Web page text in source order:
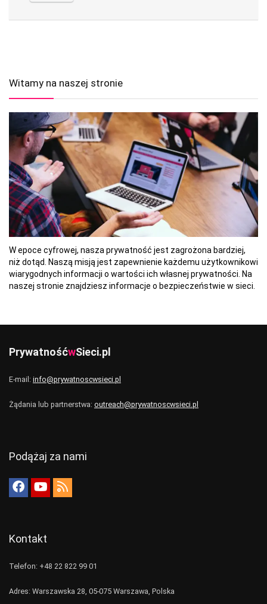
Witamy na naszej stronie
W epoce cyfrowej, nasza prywatność jest zagrożona bardziej,
niż dotąd. Naszą misją jest zapewnienie każdemu użytkownikowi
wiarygodnych informacji o wartości ich własnej prywatności. Na
naszej stronie znajdziesz informacje o bezpieczeństwie w sieci.
PrywatnośćwSieci.pl
E-mail: info@prywatnoscwsieci.pl
Żądania lub partnerstwa: outreach@prywatnoscwsieci.pl
Podążaj za nami
Kontakt
Telefon: +48 22 822 99 01
Adres: Warszawska 28, 05-075 Warszawa, Polska